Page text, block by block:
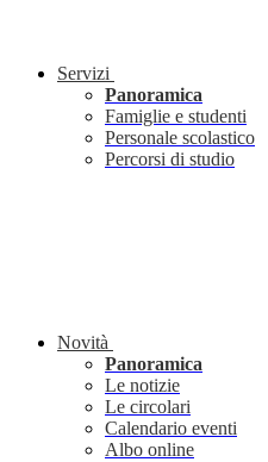
Servizi
Panoramica
Famiglie e studenti
Personale scolastico
Percorsi di studio
Novità
Panoramica
Le notizie
Le circolari
Calendario eventi
Albo online